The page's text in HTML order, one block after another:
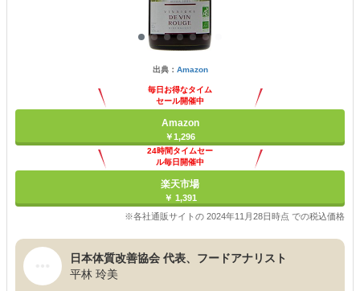
出典： Amazon
毎日お得なタイム
セール開催中
Amazon
￥1,296
24時間タイムセー
ル毎日開催中
楽天市場
￥ 1,391
※各社通販サイトの 2024年11月28日時点 での税込価格
日本体質改善協会 代表、フードアナリスト
平林 玲美